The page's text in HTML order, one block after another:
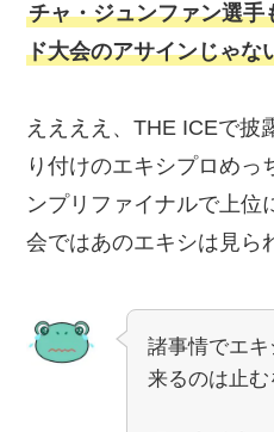
チャ・ジュンファン選
ド大会のアサインじゃな
ええええ、THE ICEで披
り付けのエキシプロめっ
ンプリファイナルで上位
会ではあのエキシは見ら
諸事情でエ
来るのは止